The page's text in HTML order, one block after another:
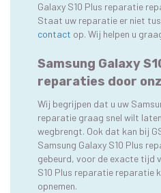
Galaxy S10 Plus reparatie
Staat uw reparatie er niet
contact op. Wij helpen u
Samsung Galaxy
reparaties door
Wij begrijpen dat u uw
reparatie graag snel wilt
wegbrengt. Ook dat kan bij
Samsung Galaxy S10 Plus
gebeurd, voor de exacte tijd
S10 Plus reparatie reparatie
opnemen.